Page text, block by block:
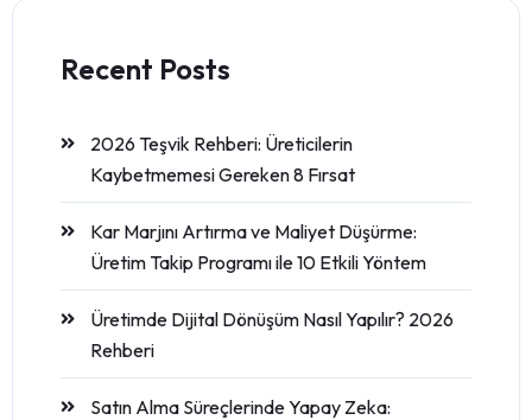
Recent Posts
2026 Teşvik Rehberi: Üreticilerin
Kaybetmemesi Gereken 8 Fırsat
Kar Marjını Artırma ve Maliyet Düşürme:
Üretim Takip Programı ile 10 Etkili Yöntem
Üretimde Dijital Dönüşüm Nasıl Yapılır? 2026
Rehberi
Satın Alma Süreçlerinde Yapay Zeka: